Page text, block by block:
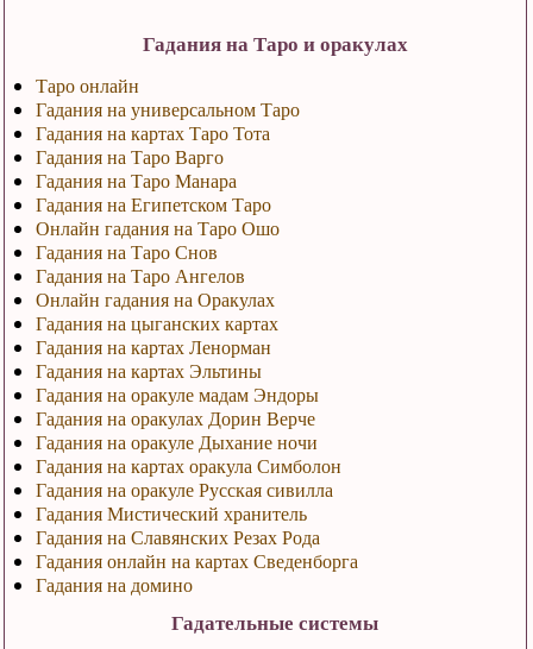
Гадания на Таро и оракулах
Таро онлайн
Гадания на универсальном Таро
Гадания на картах Таро Тота
Гадания на Таро Варго
Гадания на Таро Манара
Гадания на Египетском Таро
Онлайн гадания на Таро Ошо
Гадания на Таро Снов
Гадания на Таро Ангелов
Онлайн гадания на Оракулах
Гадания на цыганских картах
Гадания на картах Ленорман
Гадания на картах Эльтины
Гадания на оракуле мадам Эндоры
Гадания на оракулах Дорин Верче
Гадания на оракуле Дыхание ночи
Гадания на картах оракула Симболон
Гадания на оракуле Русская сивилла
Гадания Мистический хранитель
Гадания на Славянских Резах Рода
Гадания онлайн на картах Сведенборга
Гадания на домино
Гадательные системы